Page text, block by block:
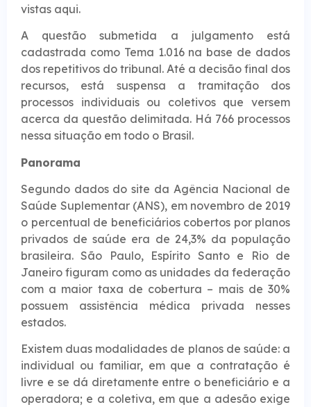
vistas aqui.
A questão submetida a julgamento está
cadastrada como Tema 1.016 na base de dados
dos repetitivos do tribunal. Até a decisão final dos
recursos, está suspensa a tramitação dos
processos individuais ou coletivos que versem
acerca da questão delimitada. Há 766 processos
nessa situação em todo o Brasil.
Pano​​rama
Segundo dados do site da Agência Nacional de
Saúde Suplementar (ANS), em novembro de 2019
o percentual de beneficiários cobertos por planos
privados de saúde era de 24,3% da população
brasileira. São Paulo, Espírito Santo e Rio de
Janeiro figuram como as unidades da federação
com a maior taxa de cobertura – mais de 30%
possuem assistência médica privada nesses
estados.
Existem duas modalidades de planos de saúde: a
individual ou familiar, em que a contratação é
livre e se dá diretamente entre o beneficiário e a
operadora; e a coletiva, em que a adesão exige